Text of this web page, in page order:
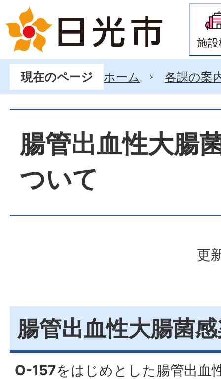
施
現在のページ ホーム 各課の案
腸管出血性大腸
ついて
更
腸管出血性大腸菌
O-157をはじめとした腸管出血